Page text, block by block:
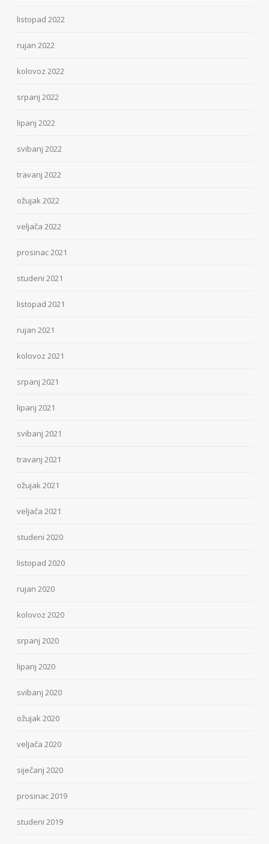
listopad 2022
rujan 2022
kolovoz 2022
srpanj 2022
lipanj 2022
svibanj 2022
travanj 2022
ožujak 2022
veljača 2022
prosinac 2021
studeni 2021
listopad 2021
rujan 2021
kolovoz 2021
srpanj 2021
lipanj 2021
svibanj 2021
travanj 2021
ožujak 2021
veljača 2021
studeni 2020
listopad 2020
rujan 2020
kolovoz 2020
srpanj 2020
lipanj 2020
svibanj 2020
ožujak 2020
veljača 2020
siječanj 2020
prosinac 2019
studeni 2019